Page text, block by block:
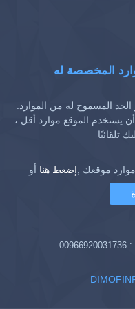
المخصصة له
المسموح له من الموارد.
يستخدم الموقع موارد أقل ،
تلقائيًا
موقعك ,إضغط هنا أو
:
00966920031736